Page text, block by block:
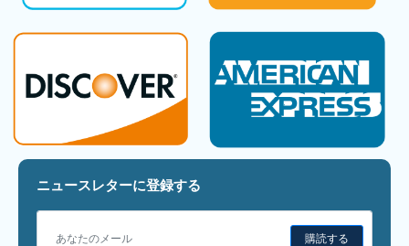
ニュースレターに登録する
購読する